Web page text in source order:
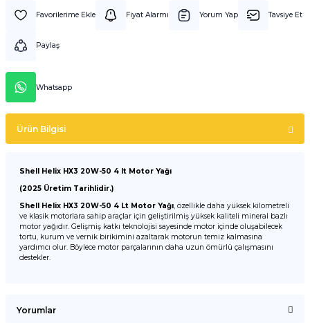
Fiyat Alarmı Yorum Yap Tavsiye Et
Paylaş
Whatsapp
Ürün Bilgisi
Shell Helix HX3 20W-50 4 lt Motor Yağı
(2025 Üretim Tarihlidir.)
Shell Helix HX3 20W-50 4 Lt Motor Yağı, özellikle daha yüksek kilometreli
ve klasik motorlara sahip araçlar için geliştirilmiş yüksek kaliteli mineral bazlı
motor yağıdır. Gelişmiş katkı teknolojisi sayesinde motor içinde oluşabilecek
tortu, kurum ve vernik birikimini azaltarak motorun temiz kalmasına
yardımcı olur. Böylece motor parçalarının daha uzun ömürlü çalışmasını
destekler.
Yorumlar